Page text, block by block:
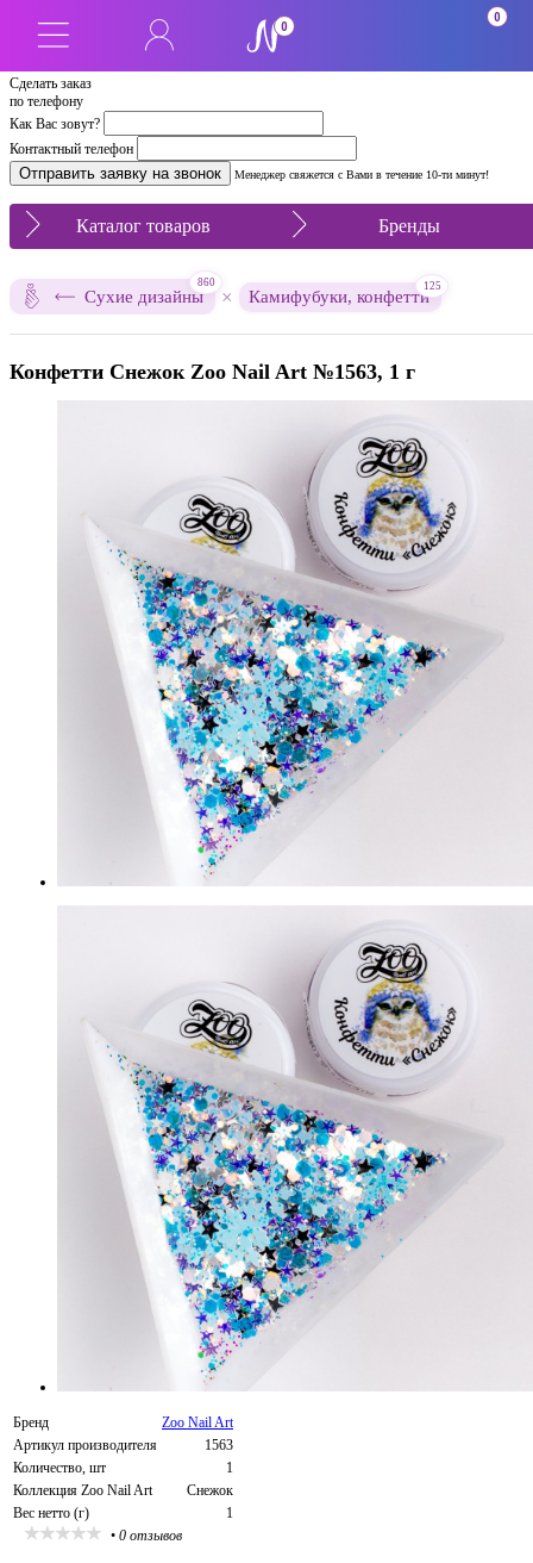
Сделать заказ
по телефону
Как Вас зовут?
Контактный телефон
Менеджер свяжется с Вами в течение 10-ти минут!
0
0
Каталог товаров Бренды
Сухие дизайны
860
× Камифубуки, конфетти
125
Конфетти Снежок Zoo Nail Art №1563, 1 г
Бренд
Zoo Nail Art
Артикул производителя
1563
Количество, шт
1
Коллекция Zoo Nail Art
Снежок
Вес нетто (г)
1
• 0 отзывов